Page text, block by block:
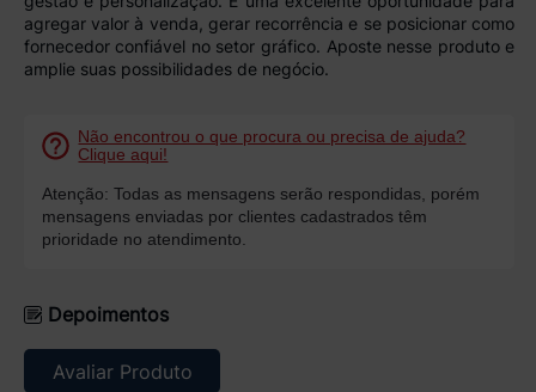
agregar valor à venda, gerar recorrência e se posicionar como
fornecedor confiável no setor gráfico. Aposte nesse produto e
amplie suas possibilidades de negócio.
Não encontrou o que procura ou precisa de ajuda?
Clique aqui!
Atenção: Todas as mensagens serão respondidas, porém
mensagens enviadas por clientes cadastrados têm
prioridade no atendimento.
Depoimentos
Avaliar Produto